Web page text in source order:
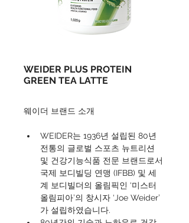
WEIDER PLUS PROTEIN
GREEN TEA LATTE
웨이더 브랜드 소개
WEIDER는 1936년 설립된 80년
전통의 글로벌 스포츠 뉴트리션
및 건강기능식품 전문 브랜드로서
국제 보디빌딩 연맹 (IFBB) 및 세
계 보디빌더의 올림픽인 ‘미스터
올림피아’의 창시자 ‘Joe Weider’
가 설립하였습니다.